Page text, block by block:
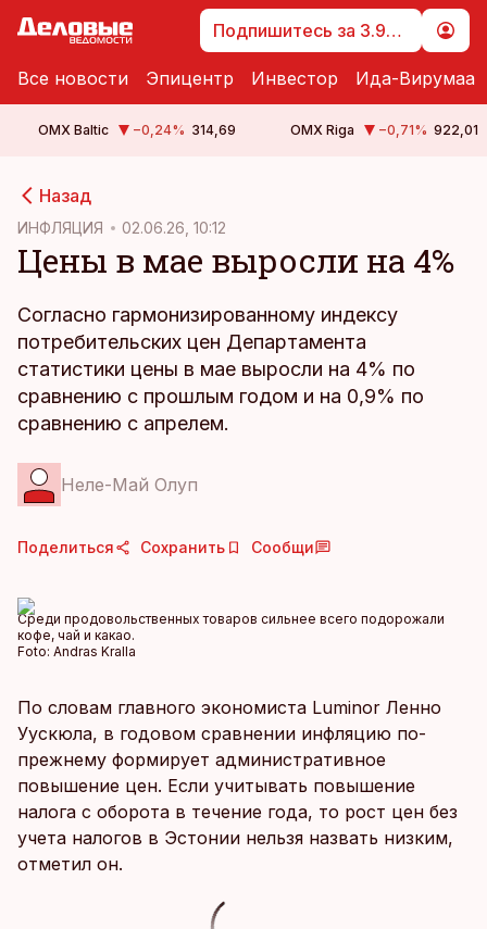
Подпишитесь за 3.99 €
Все новости Эпицентр Инвестор Ида-Вирумаа
OMX Baltic −0,24% 314,69 OMX Riga −0,71% 922,01
Назад
ИНФЛЯЦИЯ 02.06.26, 10:12
Цены в мае выросли на 4%
Согласно гармонизированному индексу
потребительских цен Департамента
статистики цены в мае выросли на 4% по
сравнению с прошлым годом и на 0,9% по
сравнению с апрелем.
Неле-Май Олуп
Поделиться Сохранить Сообщи
Среди продовольственных товаров сильнее всего подорожали
кофе, чай и какао.
Foto: Andras Kralla
По словам главного экономиста Luminor Ленно
Уускюла, в годовом сравнении инфляцию по-
прежнему формирует административное
повышение цен. Если учитывать повышение
налога с оборота в течение года, то рост цен без
учета налогов в Эстонии нельзя назвать низким,
отметил он.